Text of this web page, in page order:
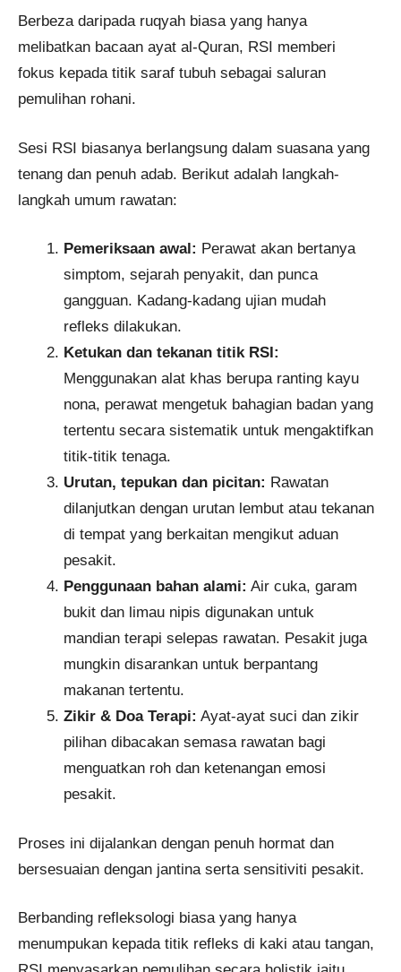
Berbeza daripada ruqyah biasa yang hanya
melibatkan bacaan ayat al-Quran, RSI memberi
fokus kepada titik saraf tubuh sebagai saluran
pemulihan rohani.
Sesi RSI biasanya berlangsung dalam suasana yang
tenang dan penuh adab. Berikut adalah langkah-
langkah umum rawatan:
Pemeriksaan awal: Perawat akan bertanya
simptom, sejarah penyakit, dan punca
gangguan. Kadang-kadang ujian mudah
refleks dilakukan.
Ketukan dan tekanan titik RSI:
Menggunakan alat khas berupa ranting kayu
nona, perawat mengetuk bahagian badan yang
tertentu secara sistematik untuk mengaktifkan
titik-titik tenaga.
Urutan, tepukan dan picitan: Rawatan
dilanjutkan dengan urutan lembut atau tekanan
di tempat yang berkaitan mengikut aduan
pesakit.
Penggunaan bahan alami: Air cuka, garam
bukit dan limau nipis digunakan untuk
mandian terapi selepas rawatan. Pesakit juga
mungkin disarankan untuk berpantang
makanan tertentu.
Zikir & Doa Terapi: Ayat-ayat suci dan zikir
pilihan dibacakan semasa rawatan bagi
menguatkan roh dan ketenangan emosi
pesakit.
Proses ini dijalankan dengan penuh hormat dan
bersesuaian dengan jantina serta sensitiviti pesakit.
Berbanding refleksologi biasa yang hanya
menumpukan kepada titik refleks di kaki atau tangan,